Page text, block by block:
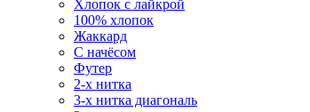
Хлопок с лайкрой
100% хлопок
Жаккард
С начёсом
Футер
2-х нитка
3-х нитка диагональ